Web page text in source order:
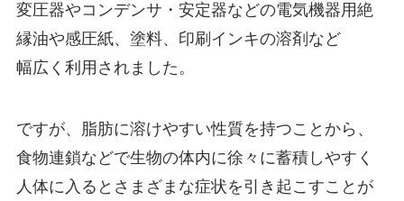
変圧器やコンデンサ・安定器などの電気機器用絶
縁油や感圧紙、塗料、印刷インキの溶剤など
幅広く利用されました。
ですが、脂肪に溶けやすい性質を持つことから、
食物連鎖などで生物の体内に徐々に蓄積しやすく
人体に入るとさまざまな症状を引き起こすことが